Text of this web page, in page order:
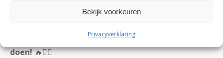
Bekijk voorkeuren
Privacyverklaring
spectaculair om te zien, nóg leuker om mee te
doen!🔥🚣‍♂️